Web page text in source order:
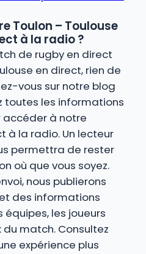
Toulon – Toulouse
à la radio ?
de rugby en direct
en direct, rien de
vous sur notre blog
toutes les informations
accéder à notre
à la radio. Un lecteur
permettra de rester
où que vous soyez.
nous publierons
des informations
équipes, les joueurs
du match. Consultez
expérience plus